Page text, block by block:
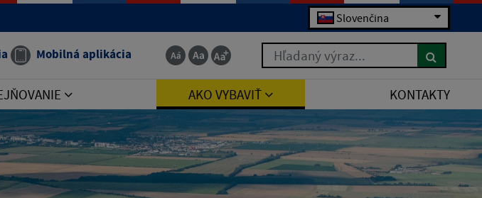
Slovenčina
Mobilná aplikácia Hľadaný výraz...
AKO VYBAVIŤ KONTAKTY